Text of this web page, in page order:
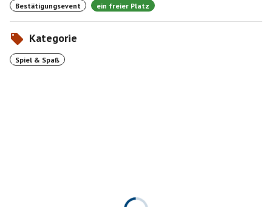
Bestätigungsevent ein freier Platz
Kategorie
Spiel & Spaß